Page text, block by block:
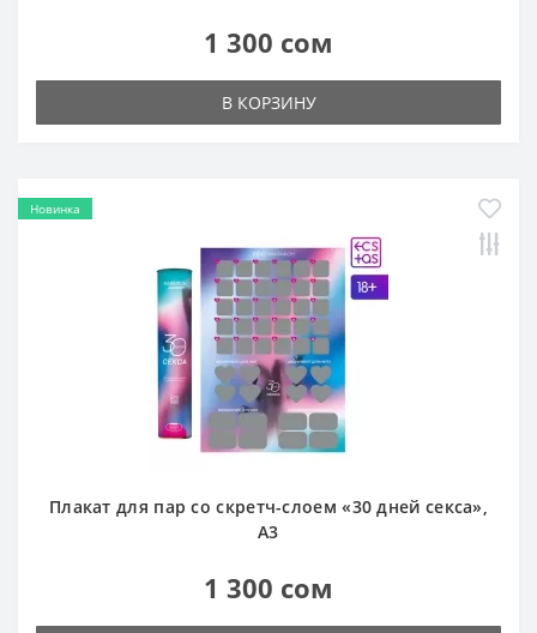
1 300 сом
В КОРЗИНУ
Новинка
Плакат для пар со скретч-слоем «30 дней секса»,
А3
1 300 сом